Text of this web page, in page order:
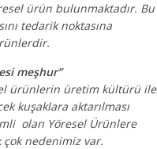
ürün bulunmaktadır. Bu
tedarik noktasına
meşhur”
ürünlerin üretim kültürü ile
kuşaklara aktarılması
olan Yöresel Ürünlere
nedenimiz var.